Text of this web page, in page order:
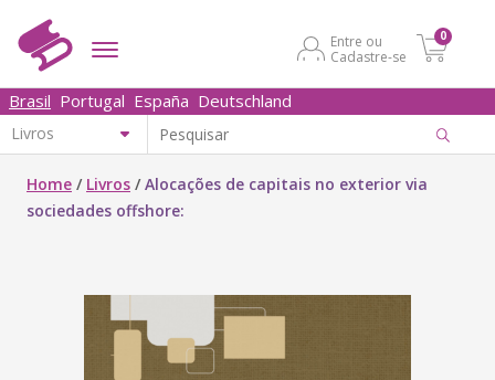
Entre ou
Cadastre-se
0
Brasil Portugal España Deutschland
Home / Livros /Alocações de capitais no exterior via
sociedades offshore: